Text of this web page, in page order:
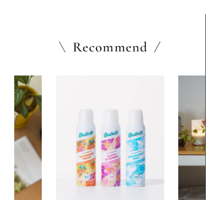
Recommend